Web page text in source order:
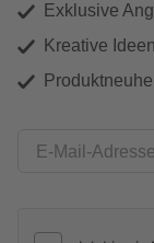
Exklusive
Kreative
E-Mail-Adresse